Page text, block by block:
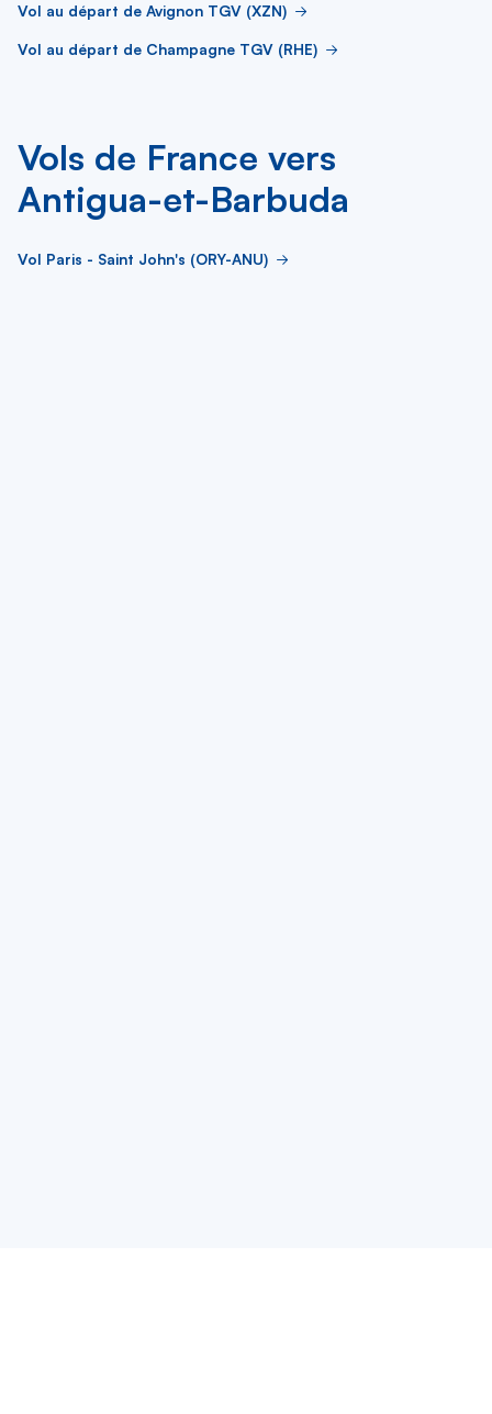
Vol au départ de Avignon TGV (XZN)
Vol au départ de Champagne TGV (RHE)
Vols de France vers
Antigua-et-Barbuda
Vol Paris - Saint John's (ORY-ANU)